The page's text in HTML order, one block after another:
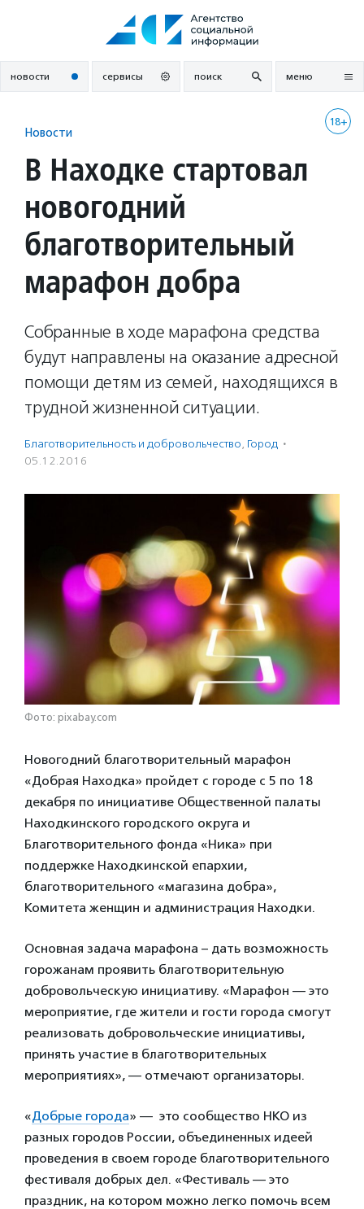
новости сервисы поиск меню
18+
Новости
В Находке стартовал
новогодний
благотворительный
марафон добра
Собранные в ходе марафона средства
будут направлены на оказание адресной
помощи детям из семей, находящихся в
трудной жизненной ситуации.
Благотвори­тель­ность и доброволь­чест­во, Город ·
05.12.2016
Фото: pixabay.com
Новогодний благотворительный марафон
«Добрая Находка» пройдет с городе с 5 по 18
декабря по инициативе Общественной палаты
Находкинского городского округа и
Благотворительного фонда «Ника» при
поддержке Находкинской епархии,
благотворительного «магазина добра»,
Комитета женщин и администрация Находки.
Основная задача марафона – дать возможность
горожанам проявить благотворительную
добровольческую инициативу. «Марафон — это
мероприятие, где жители и гости города смогут
реализовать добровольческие инициативы,
принять участие в благотворительных
мероприятиях», — отмечают организаторы.
«Добрые города» — это сообщество НКО из
разных городов России, объединенных идеей
проведения в своем городе благотворительного
фестиваля добрых дел. «Фестиваль — это
праздник, на котором можно легко помочь всем